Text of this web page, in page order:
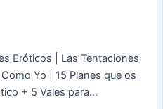
Eróticos | Las Tentaciones
Yo | 15 Planes que os
+ 5 Vales para...